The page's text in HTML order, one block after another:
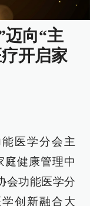
迈向“主
开启家
医学分会主
庭健康管理中
会功能医学分
创新融合大